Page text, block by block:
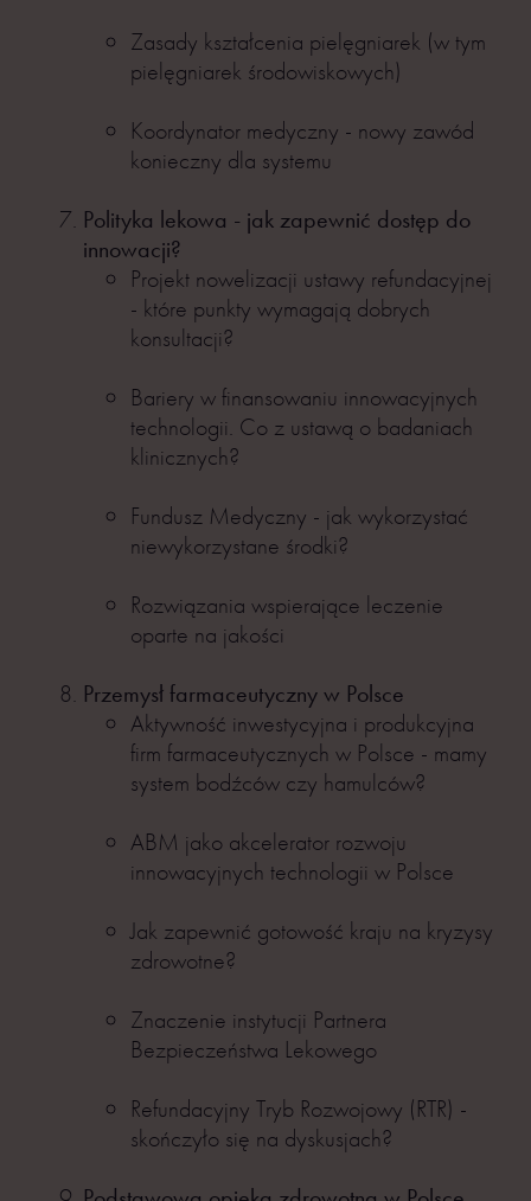
Zasady kształcenia pielęgniarek (w tym
pielęgniarek środowiskowych)
Koordynator medyczny - nowy zawód
konieczny dla systemu
Polityka lekowa - jak zapewnić dostęp do
innowacji?
Projekt nowelizacji ustawy refundacyjnej
- które punkty wymagają dobrych
konsultacji?
Bariery w finansowaniu innowacyjnych
technologii. Co z ustawą o badaniach
klinicznych?
Fundusz Medyczny - jak wykorzystać
niewykorzystane środki?
Rozwiązania wspierające leczenie
oparte na jakości
Przemysł farmaceutyczny w Polsce
Aktywność inwestycyjna i produkcyjna
firm farmaceutycznych w Polsce - mamy
system bodźców czy hamulców?
ABM jako akcelerator rozwoju
innowacyjnych technologii w Polsce
Jak zapewnić gotowość kraju na kryzysy
zdrowotne?
Znaczenie instytucji Partnera
Bezpieczeństwa Lekowego
Refundacyjny Tryb Rozwojowy (RTR) -
skończyło się na dyskusjach?